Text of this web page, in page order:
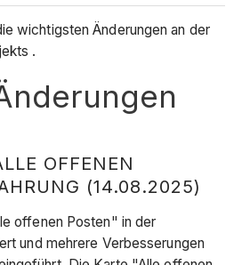
wichtigsten Änderungen an der
.
OFFENEN
(14.08.2025)
offenen Posten" in der
und mehrere Verbesserungen